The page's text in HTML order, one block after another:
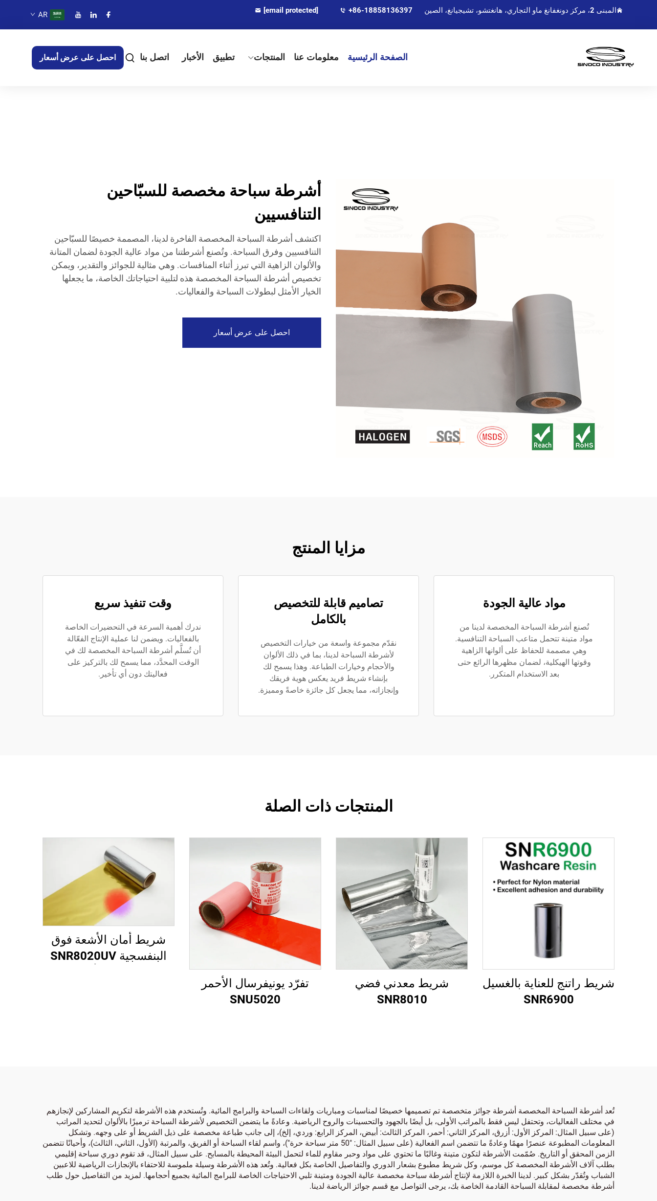
المبنى 2، مركز دونغفانغ ماو التجاري، هانغتشو، تشيجيانغ، الصين +86-18858136397
[email protected]
AR
الصفحة الرئيسية معلومات عنا المنتجات تطبيق الأخبار اتصل بنا احصل على عرض أسعار
أشرطة سباحة مخصصة للسبّاحين
التنافسيين
اكتشف أشرطة السباحة المخصصة الفاخرة لدينا، المصممة خصيصًا للسبّاحين
التنافسيين وفرق السباحة. وتُصنع أشرطتنا من مواد عالية الجودة لضمان المتانة
والألوان الزاهية التي تبرز أثناء المنافسات. وهي مثالية للجوائز والتقدير، ويمكن
تخصيص أشرطة السباحة المخصصة هذه لتلبية احتياجاتك الخاصة، ما يجعلها
الخيار الأمثل لبطولات السباحة والفعاليات.
احصل على عرض أسعار
مزايا المنتج
مواد عالية الجودة
تُصنع أشرطة السباحة المخصصة لدينا من
مواد متينة تتحمل متاعب السباحة التنافسية.
وهي مصممة للحفاظ على ألوانها الزاهية
وقوتها الهيكلية، لضمان مظهرها الرائع حتى
بعد الاستخدام المتكرر.
تصاميم قابلة للتخصيص
بالكامل
نقدّم مجموعة واسعة من خيارات التخصيص
لأشرطة السباحة لدينا، بما في ذلك الألوان
والأحجام وخيارات الطباعة. وهذا يسمح لك
بإنشاء شريط فريد يعكس هوية فريقك
وإنجازاته، مما يجعل كل جائزة خاصةً ومميزة.
وقت تنفيذ سريع
ندرك أهمية السرعة في التحضيرات الخاصة
بالفعاليات. ويضمن لنا عملية الإنتاج الفعّالة
أن تُسلَّم أشرطة السباحة المخصصة لك في
الوقت المحدَّد، مما يسمح لك بالتركيز على
فعاليتك دون أي تأخير.
المنتجات ذات الصلة
شريط راتنج للعناية بالغسيل
SNR6900
شريط معدني فضي
SNR8010
تفرّد يونيفرسال الأحمر
SNU5020
شريط أمان الأشعة فوق
البنفسجية SNR8020UV
تُعد أشرطة السباحة المخصصة أشرطة جوائز متخصصة تم تصميمها خصيصًا لمناسبات ومباريات ولقاءات السباحة والبرامج المائية. وتُستخدم هذه الأشرطة لتكريم المشاركين لإنجازهم
في مختلف الفعاليات، وتحتفل ليس فقط بالمراتب الأولى، بل أيضًا بالجهود والتحسينات والروح الرياضية. وعادةً ما يتضمن التخصيص لأشرطة السباحة ترميزًا بالألوان لتحديد المراتب
(على سبيل المثال: المركز الأول: أزرق، المركز الثاني: أحمر، المركز الثالث: أبيض، المركز الرابع: وردي، إلخ)، إلى جانب طباعة مخصصة على ذيل الشريط أو على وجهه. وتشكل
المعلومات المطبوعة عنصرًا مهمًا وعادةً ما تتضمن اسم الفعالية (على سبيل المثال: "50 متر سباحة حرة")، واسم لقاء السباحة أو الفريق، والمرتبة (الأول، الثاني، الثالث)، وأحيانًا تتضمن
الزمن المحقق أو التاريخ. صُمّمت الأشرطة لتكون متينة وغالبًا ما تحتوي على مواد وحبر مقاوم للماء لتحمل البيئة المحيطة بالمسابح. على سبيل المثال، قد تقوم دوري سباحة إقليمي
بطلب آلاف الأشرطة المخصصة كل موسم، وكل شريط مطبوع بشعار الدوري والتفاصيل الخاصة بكل فعالية. وتُعد هذه الأشرطة وسيلة ملموسة للاحتفاء بالإنجازات الرياضية للاعبين
الشباب وتُقدّر بشكل كبير. لدينا الخبرة اللازمة لإنتاج أشرطة سباحة مخصصة عالية الجودة ومتينة تلبي الاحتياجات الخاصة للبرامج المائية بجميع أحجامها. لمزيد من التفاصيل حول طلب
أشرطة مخصصة لمقابلة السباحة القادمة الخاصة بك، يرجى التواصل مع قسم جوائز الرياضة لدينا.